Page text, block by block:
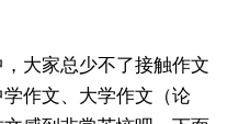
大家总少不了接触作文
作文、大学作文（论